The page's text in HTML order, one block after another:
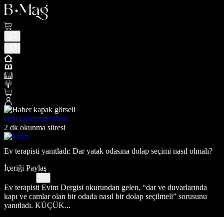
Oda Dekorasyonları
2 dk okunma süresi
Ev terapisti yanıtladı: Dar yatak odasına dolap seçimi nasıl olmalı?
İçeriği Paylaş
Ev terapisti Evim Dergisi okurundan gelen, “dar ve duvarlarında
kapı ve camlar olan bir odada nasıl bir dolap seçilmeli” sorusunu
yanıtladı. KÜÇÜK...